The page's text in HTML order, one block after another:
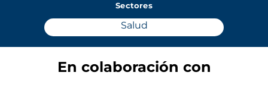
Sectores
Salud
En colaboración con